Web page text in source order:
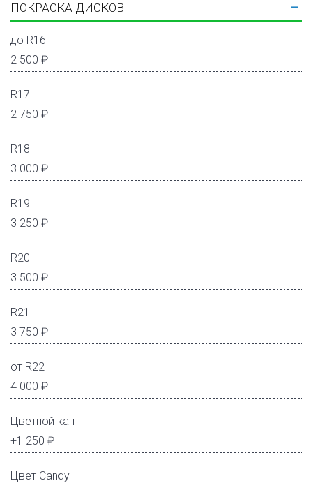
ПОКРАСКА ДИСКОВ
до R16
2 500 ₽
R17
2 750 ₽
R18
3 000 ₽
R19
3 250 ₽
R20
3 500 ₽
R21
3 750 ₽
от R22
4 000 ₽
Цветной кант
+1 250 ₽
Цвет Candy